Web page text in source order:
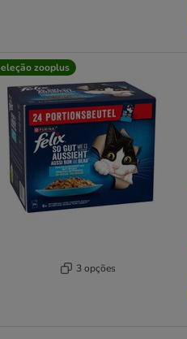
zooplus
3 opções